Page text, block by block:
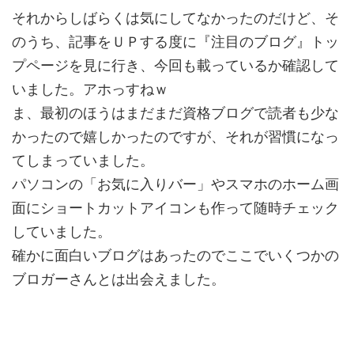
それからしばらくは気にしてなかったのだけど、そ
のうち、記事をＵＰする度に『注目のブログ』トッ
プページを見に行き、今回も載っているか確認して
いました。アホっすねｗ
ま、最初のほうはまだまだ資格ブログで読者も少な
かったので嬉しかったのですが、それが習慣になっ
てしまっていました。
パソコンの「お気に入りバー」やスマホのホーム画
面にショートカットアイコンも作って随時チェック
していました。
確かに面白いブログはあったのでここでいくつかの
ブロガーさんとは出会えました。